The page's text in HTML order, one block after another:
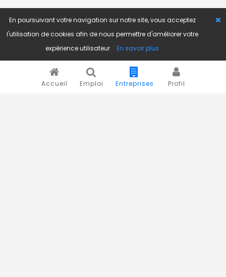
Accueil Emploi Entreprises Profil
En poursuivant votre navigation sur notre site, vous acceptez
l'utilisation de cookies afin de nous permettre d'améliorer votre
expérience utilisateur
En savoir plus